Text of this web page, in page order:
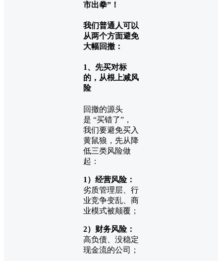
市出拳”！
我们普通人可以
从两个方面避免
大幅回撤：
1、先买对标
的，从根上减风
险
回撤的源头
是 “买错了”，
我们要避免买入
黄鼠狼，先从降
低三类风险做
起：
1）经营风险：
劣质管理层、行
业竞争变乱、商
业模式被颠覆；
2）财务风险：
高负债、没稳定
现金流的公司；